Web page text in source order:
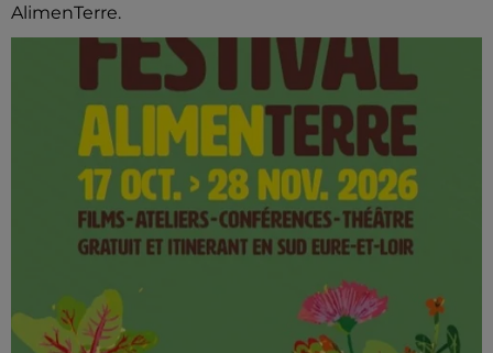
AlimenTerre.